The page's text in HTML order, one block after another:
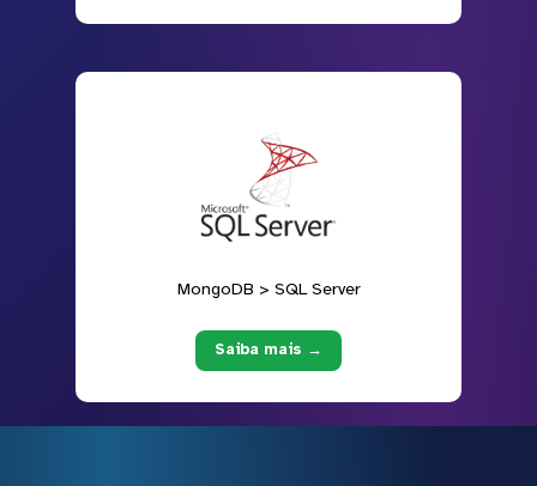
MongoDB > SQL Server
Saiba mais →